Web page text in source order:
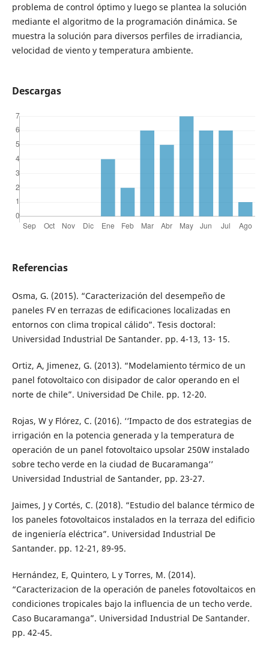
problema de control óptimo y luego se plantea la solución
mediante el algoritmo de la programación dinámica. Se
muestra la solución para diversos perfiles de irradiancia,
velocidad de viento y temperatura ambiente.
Descargas
Referencias
Osma, G. (2015). “Caracterización del desempeño de
paneles FV en terrazas de edificaciones localizadas en
entornos con clima tropical cálido”. Tesis doctoral:
Universidad Industrial De Santander. pp. 4-13, 13- 15.
Ortiz, A, Jimenez, G. (2013). “Modelamiento térmico de un
panel fotovoltaico con disipador de calor operando en el
norte de chile”. Universidad De Chile. pp. 12-20.
Rojas, W y Flórez, C. (2016). ‘‘Impacto de dos estrategias de
irrigación en la potencia generada y la temperatura de
operación de un panel fotovoltaico upsolar 250W instalado
sobre techo verde en la ciudad de Bucaramanga’’
Universidad Industrial de Santander, pp. 23-27.
Jaimes, J y Cortés, C. (2018). “Estudio del balance térmico de
los paneles fotovoltaicos instalados en la terraza del edificio
de ingeniería eléctrica”. Universidad Industrial De
Santander. pp. 12-21, 89-95.
Hernández, E, Quintero, L y Torres, M. (2014).
“Caracterizacion de la operación de paneles fotovoltaicos en
condiciones tropicales bajo la influencia de un techo verde.
Caso Bucaramanga”. Universidad Industrial De Santander.
pp. 42-45.